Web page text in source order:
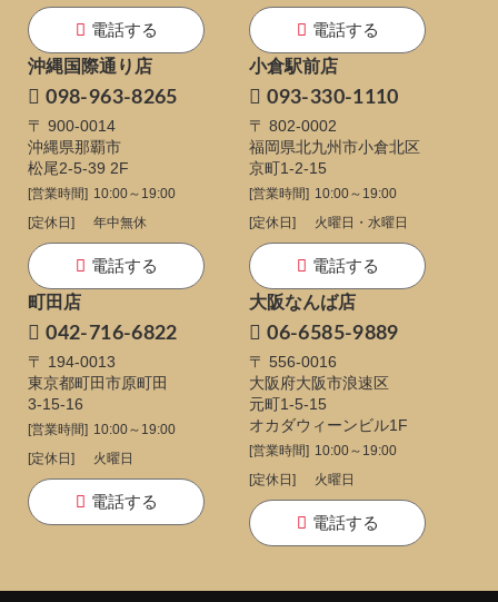
電話する
電話する
沖縄国際通り店
098-963-8265
〒 900-0014
沖縄県那覇市
松尾2-5-39 2F
[営業時間] 10:00～19:00
[定休日]
年中無休
電話する
小倉駅前店
093-330-1110
〒 802-0002
福岡県北九州市小倉北区
京町1-2-15
[営業時間] 10:00～19:00
[定休日]
火曜日・水曜日
電話する
町田店
042-716-6822
〒 194-0013
東京都町田市原町田
3-15-16
[営業時間] 10:00～19:00
[定休日]
火曜日
電話する
大阪なんば店
06-6585-9889
〒 556-0016
大阪府大阪市浪速区
元町1-5-15
オカダウィーンビル1F
[営業時間] 10:00～19:00
[定休日]
火曜日
電話する